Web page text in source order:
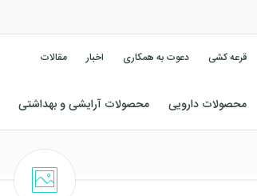
قرعه کشی دعوت به همکاری اخبار مقالات
محصولات دارویی محصولات آرایشی و بهداشتی